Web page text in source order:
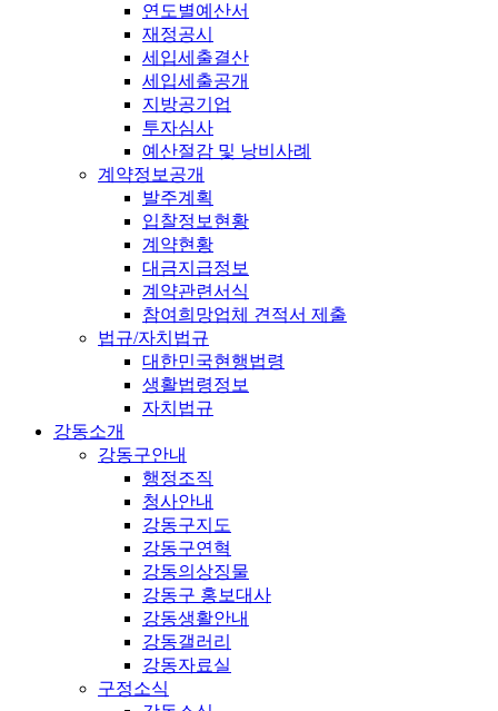
연도별예산서
재정공시
세입세출결산
세입세출공개
지방공기업
투자심사
예산절감 및 낭비사례
계약정보공개
발주계획
입찰정보현황
계약현황
대금지급정보
계약관련서식
참여희망업체 견적서 제출
법규/자치법규
대한민국현행법령
생활법령정보
자치법규
강동소개
강동구안내
행정조직
청사안내
강동구지도
강동구연혁
강동의상징물
강동구 홍보대사
강동생활안내
강동갤러리
강동자료실
구정소식